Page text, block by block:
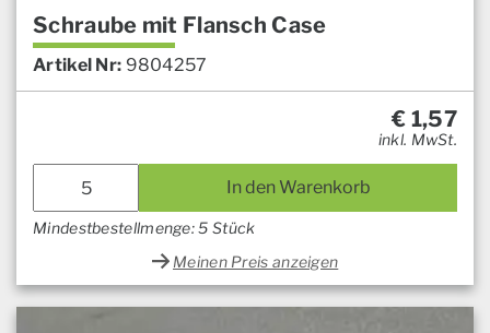
Schraube mit Flansch Case
Artikel Nr: 9804257
€ 1,57
inkl. MwSt.
In den Warenkorb
Mindestbestellmenge: 5 Stück
Meinen Preis anzeigen